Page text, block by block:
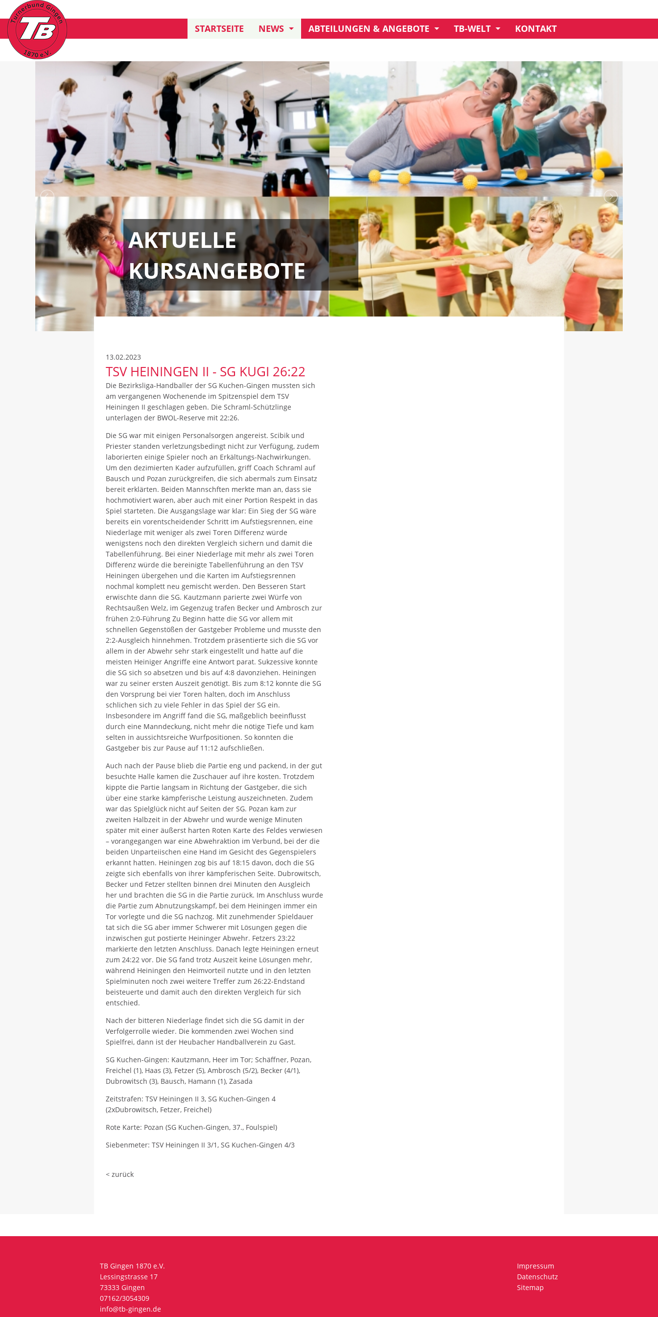
STARTSEITE
NEWS
TERMINE UND AKTIONEN
FREIWILLIGENDIENST
TB IN ERITREA
ABTEILUNGEN & ANGEBOTE
KLETTERN
HANDBALL AKTIVE
HANDBALL JUGEND
BOULE
FUSSBALL
TURNEN
TB-WELT
GESCHÄFTSSTELLE
MITGLIEDSCHAFT
IMPRESSIONEN
VORSTAND
CLUBHAUS
KONTAKT
AKTUELLE
KURSANGEBOTE
13.02.2023
TSV HEININGEN II - SG KUGI 26:22
Die Bezirksliga-Handballer der SG Kuchen-Gingen mussten sich
am vergangenen Wochenende im Spitzenspiel dem TSV
Heiningen II geschlagen geben. Die Schraml-Schützlinge
unterlagen der BWOL-Reserve mit 22:26.
Die SG war mit einigen Personalsorgen angereist. Scibik und
Priester standen verletzungsbedingt nicht zur Verfügung, zudem
laborierten einige Spieler noch an Erkältungs-Nachwirkungen.
Um den dezimierten Kader aufzufüllen, griff Coach Schraml auf
Bausch und Pozan zurückgreifen, die sich abermals zum Einsatz
bereit erklärten. Beiden Mannschften merkte man an, dass sie
hochmotiviert waren, aber auch mit einer Portion Respekt in das
Spiel starteten. Die Ausgangslage war klar: Ein Sieg der SG wäre
bereits ein vorentscheidender Schritt im Aufstiegsrennen, eine
Niederlage mit weniger als zwei Toren Differenz würde
wenigstens noch den direkten Vergleich sichern und damit die
Tabellenführung. Bei einer Niederlage mit mehr als zwei Toren
Differenz würde die bereinigte Tabellenführung an den TSV
Heiningen übergehen und die Karten im Aufstiegsrennen
nochmal komplett neu gemischt werden. Den Besseren Start
erwischte dann die SG. Kautzmann parierte zwei Würfe von
Rechtsaußen Welz, im Gegenzug trafen Becker und Ambrosch zur
frühen 2:0-Führung Zu Beginn hatte die SG vor allem mit
schnellen Gegenstößen der Gastgeber Probleme und musste den
2:2-Ausgleich hinnehmen. Trotzdem präsentierte sich die SG vor
allem in der Abwehr sehr stark eingestellt und hatte auf die
meisten Heiniger Angriffe eine Antwort parat. Sukzessive konnte
die SG sich so absetzen und bis auf 4:8 davonziehen. Heiningen
war zu seiner ersten Auszeit genötigt. Bis zum 8:12 konnte die SG
den Vorsprung bei vier Toren halten, doch im Anschluss
schlichen sich zu viele Fehler in das Spiel der SG ein.
Insbesondere im Angriff fand die SG, maßgeblich beeinflusst
durch eine Manndeckung, nicht mehr die nötige Tiefe und kam
selten in aussichtsreiche Wurfpositionen. So konnten die
Gastgeber bis zur Pause auf 11:12 aufschließen.
Auch nach der Pause blieb die Partie eng und packend, in der gut
besuchte Halle kamen die Zuschauer auf ihre kosten. Trotzdem
kippte die Partie langsam in Richtung der Gastgeber, die sich
über eine starke kämpferische Leistung auszeichneten. Zudem
war das Spielglück nicht auf Seiten der SG. Pozan kam zur
zweiten Halbzeit in der Abwehr und wurde wenige Minuten
später mit einer äußerst harten Roten Karte des Feldes verwiesen
– vorangegangen war eine Abwehraktion im Verbund, bei der die
beiden Unparteiischen eine Hand im Gesicht des Gegenspielers
erkannt hatten. Heiningen zog bis auf 18:15 davon, doch die SG
zeigte sich ebenfalls von ihrer kämpferischen Seite. Dubrowitsch,
Becker und Fetzer stellten binnen drei Minuten den Ausgleich
her und brachten die SG in die Partie zurück. Im Anschluss wurde
die Partie zum Abnutzungskampf, bei dem Heiningen immer ein
Tor vorlegte und die SG nachzog. Mit zunehmender Spieldauer
tat sich die SG aber immer Schwerer mit Lösungen gegen die
inzwischen gut postierte Heininger Abwehr. Fetzers 23:22
markierte den letzten Anschluss. Danach legte Heiningen erneut
zum 24:22 vor. Die SG fand trotz Auszeit keine Lösungen mehr,
während Heiningen den Heimvorteil nutzte und in den letzten
Spielminuten noch zwei weitere Treffer zum 26:22-Endstand
beisteuerte und damit auch den direkten Vergleich für sich
entschied.
Nach der bitteren Niederlage findet sich die SG damit in der
Verfolgerrolle wieder. Die kommenden zwei Wochen sind
Spielfrei, dann ist der Heubacher Handballverein zu Gast.
SG Kuchen-Gingen: Kautzmann, Heer im Tor; Schäffner, Pozan,
Freichel (1), Haas (3), Fetzer (5), Ambrosch (5/2), Becker (4/1),
Dubrowitsch (3), Bausch, Hamann (1), Zasada
Zeitstrafen: TSV Heiningen II 3, SG Kuchen-Gingen 4
(2xDubrowitsch, Fetzer, Freichel)
Rote Karte: Pozan (SG Kuchen-Gingen, 37., Foulspiel)
Siebenmeter: TSV Heiningen II 3/1, SG Kuchen-Gingen 4/3
< zurück
TB Gingen 1870 e.V.
Lessingstrasse 17
73333 Gingen
07162/3054309
info@tb-gingen.de
Impressum
Datenschutz
Sitemap